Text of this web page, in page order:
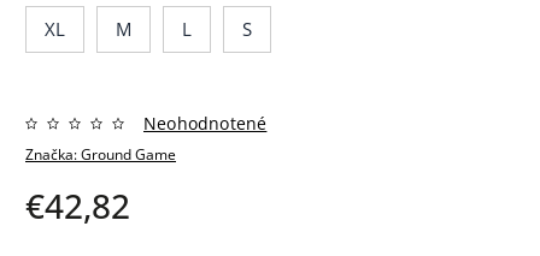
XL
M L S
Značka:Ground Game
Neohodnotené
€42,82